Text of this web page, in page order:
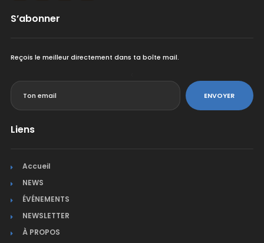
S’abonner
Reçois le meilleur directement dans ta boîte mail.
ENVOYER
Liens
Accueil
NEWS
ÉVÉNEMENTS
NEWSLETTER
À PROPOS